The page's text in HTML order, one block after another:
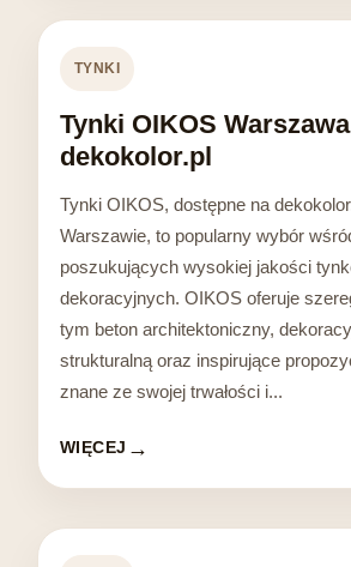
TYNKI
Tynki OIKOS Warszawa
dekokolor.pl
Tynki OIKOS, dostępne na
Warszawie, to popularny wybór
poszukujących wysokiej jakości
dekoracyjnych. OIKOS oferuje
tym beton architektoniczny,
strukturalną oraz inspirujące
znane ze swojej trwałości i...
WIĘCEJ